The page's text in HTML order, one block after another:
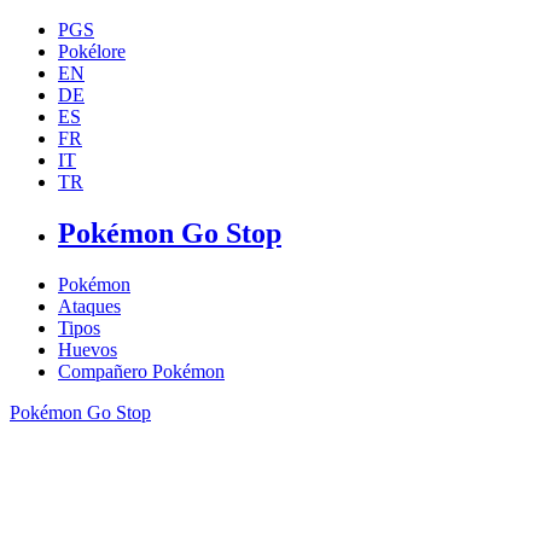
PGS
Pokélore
EN
DE
ES
FR
IT
TR
Pokémon Go Stop
Pokémon
Ataques
Tipos
Huevos
Compañero Pokémon
Pokémon Go Stop